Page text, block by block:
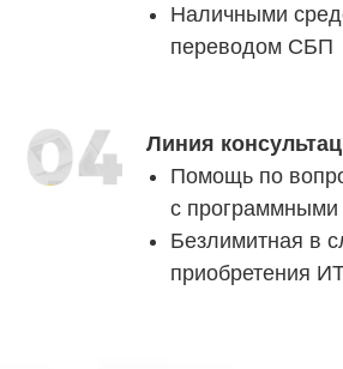
Наличными
переводом СБП
Линия
Помощь по
с программными
Безлимитная в
приобретения